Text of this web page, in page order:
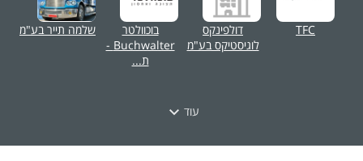
TFC
דולפינקס
לוגיסטיקס בע"מ
בוכוולטר
Buchwalter -
ת...
שלמה תייר בע"מ
עוד